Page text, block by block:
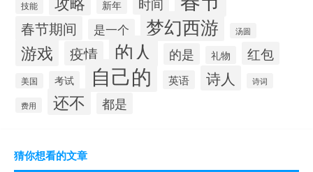
技能 新年 时间
春节期间 是一个 梦幻西游 汤圆
游戏 疫情 的人 的是 礼物 红包
美国 考试 自己的 英语 诗人 诗词
费用 还不 都是
猜你想看的文章